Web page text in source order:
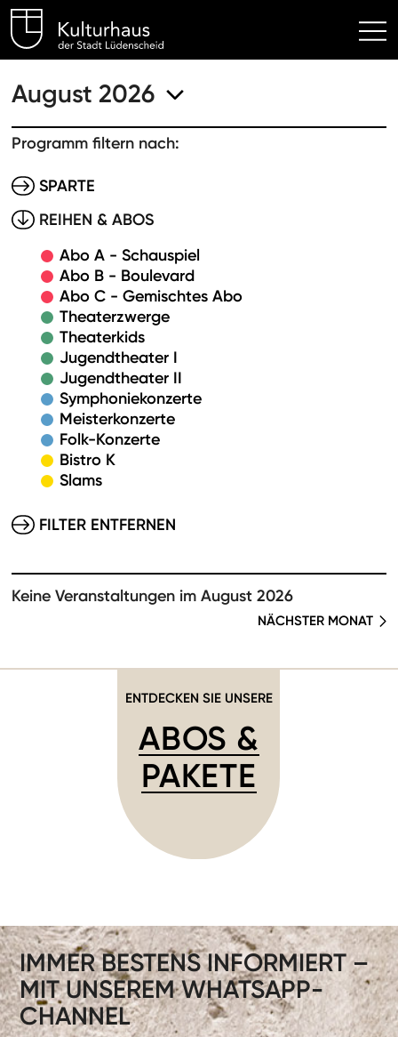
Kulturhaus Lüdenscheid
August 2026
Programm filtern nach:
SPARTE
REIHEN & ABOS
Abo A - Schauspiel
Abo B - Boulevard
Abo C - Gemischtes Abo
Theaterzwerge
Theaterkids
Jugendtheater I
Jugendtheater II
Symphoniekonzerte
Meisterkonzerte
Folk-Konzerte
Bistro K
Slams
FILTER ENTFERNEN
Keine Veranstaltungen im August 2026
NÄCHSTER MONAT
ENTDECKEN SIE UNSERE
ABOS &
PAKETE
IMMER BESTENS INFORMIERT –
MIT UNSEREM WHATSAPP-
CHANNEL